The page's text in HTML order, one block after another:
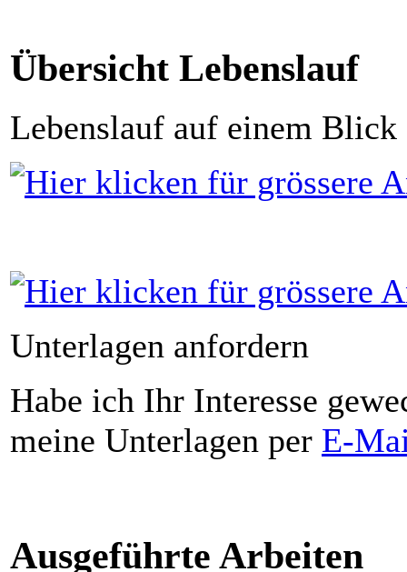
Übersicht Lebenslauf
Lebenslauf auf einem Blick
Unterlagen anfordern
Habe ich Ihr Interesse
meine Unterlagen per E-
Ausgeführte Arbeiten